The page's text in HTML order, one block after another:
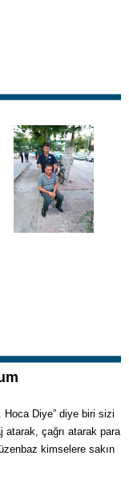
Hoca Diye” diye biri sizi
atarak, çağrı atarak para
kimselere sakın